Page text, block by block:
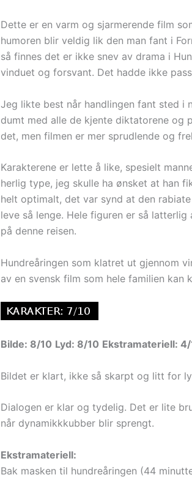
Dette er en varm og sjarmerende film
humoren blir veldig lik den man fant i
så finnes det er ikke snev av drama i
vinduet og forsvant. Det hadde ikke
Jeg likte best når handlingen fant sted i
dumt med alle de kjente diktatorene og
det, men filmen er mer sprudlende og
Karakterene er lette å like, spesielt
herlig type, jeg skulle ha ønsket at han
helt optimalt, det var synd at den
leve så lenge. Hele figuren er så
på denne reisen.
Hundreåringen som klatret ut gjennom
av en svensk film som hele familien kan
Bilde: 8/10 Lyd: 8/10 Ekstramateriell: 4/
Bildet er klart, ikke så skarpt og litt for
Dialogen er klar og tydelig. Det er lite
når dynamikkkubber blir sprengt.
Ekstramateriell:
Bak masken til hundreåringen (44